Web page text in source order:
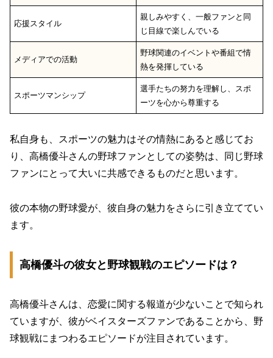
応援スタイル
親しみやすく、一般ファンと同
じ目線で楽しんでいる
メディアでの活動
野球関連のイベントや番組で情
熱を発揮している
スポーツマンシップ
選手たちの努力を理解し、スポ
ーツを心から尊重する
私自身も、スポーツの魅力はその情熱にあると感じてお
り、高橋優斗さんの野球ファンとしての姿勢は、同じ野球
ファンにとって大いに共感できるものだと思います。
彼の本物の野球愛が、彼自身の魅力をさらに引き立ててい
ます。
高橋優斗の彼女と野球観戦のエピソードは？
高橋優斗さんは、恋愛に関する報道が少ないことで知られ
ていますが、彼がベイスターズファンであることから、野
球観戦にまつわるエピソードが注目されています。